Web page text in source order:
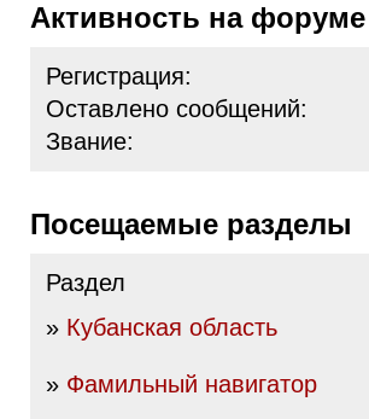
Активность на форуме
Регистрация:
Оставлено сообщений:
Звание:
Посещаемые разделы
Раздел
» Кубанская область
» Фамильный навигатор